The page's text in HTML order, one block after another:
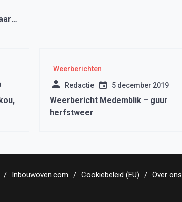
Weerberichten
Redactie 5 december 2019
Weerbericht Medemblik – guur
herfstweer
Inbouwoven.com Cookiebeleid (EU)
Over ons